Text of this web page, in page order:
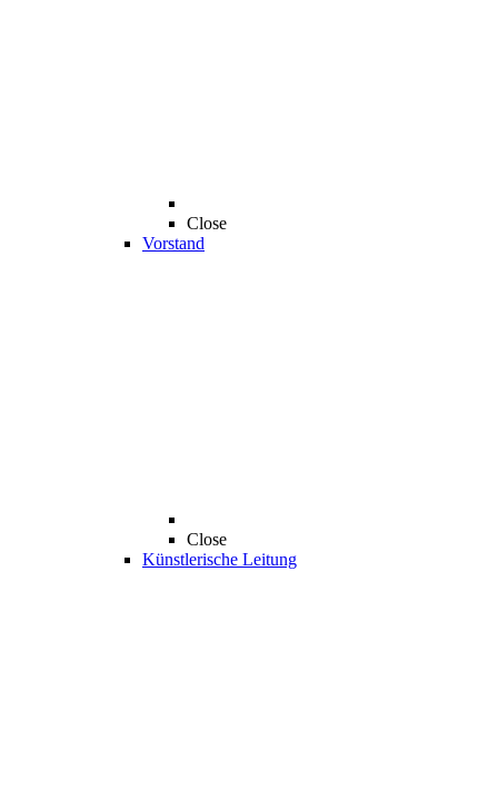
Close
Vorstand
Close
Künstlerische Leitung